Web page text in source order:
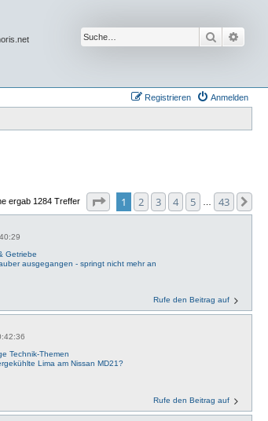
Suche
Anmelden
Registrieren
ergab 1284 Treffer Seite von43
1 2 3 4 5 43
Getriebe
ausgegangen - springt nicht mehr an
Rufe den Beitrag auf
Technik-Themen
Lima am Nissan MD21?
Rufe den Beitrag auf